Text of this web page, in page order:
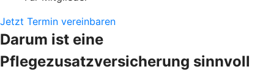
Jetzt Termin vereinbaren
Darum ist eine
Pflegezusatzversicherung sinnvoll